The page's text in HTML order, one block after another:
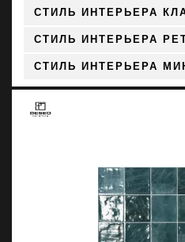
СТИЛЬ ИНТЕРЬЕРА
СТИЛЬ ИНТЕРЬЕРА
СТИЛЬ ИНТЕРЬЕРА